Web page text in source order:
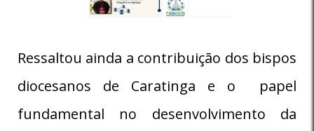
Ressaltou ainda a contribuição dos bispos
diocesanos de Caratinga e o papel
fundamental no desenvolvimento da